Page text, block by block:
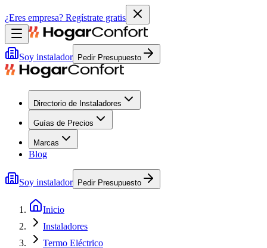
¿Eres empresa? Regístrate gratis
Soy instalador Pedir Presupuesto
Directorio de Instaladores
Guías de Precios
Marcas
Blog
Soy instalador Pedir Presupuesto
Inicio
Instaladores
Termo Eléctrico